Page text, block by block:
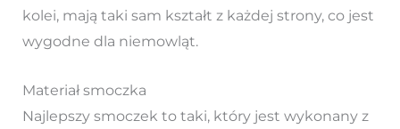
kolei, mają taki sam kształt z każdej strony, co jest
wygodne dla niemowląt.
Materiał smoczka
Najlepszy smoczek to taki, który jest wykonany z